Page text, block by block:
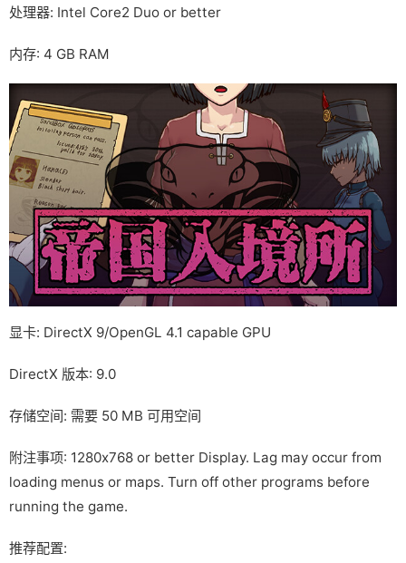
处理器: Intel Core2 Duo or better
内存: 4 GB RAM
显卡: DirectX 9/OpenGL 4.1 capable GPU
DirectX 版本: 9.0
存储空间: 需要 50 MB 可用空间
附注事项: 1280x768 or better Display. Lag may occur from
loading menus or maps. Turn off other programs before
running the game.
推荐配置: